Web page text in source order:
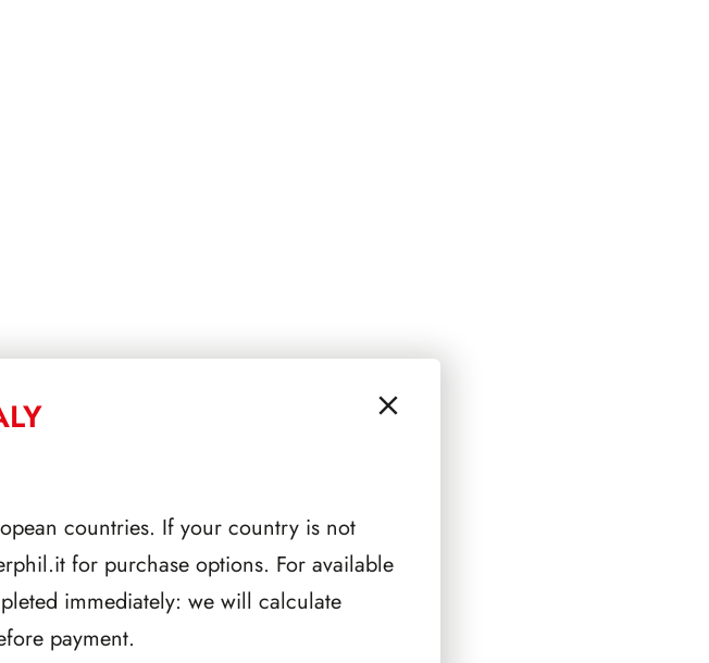
countries. If your country is not
for purchase options. For available
immediately: we will calculate
payment.